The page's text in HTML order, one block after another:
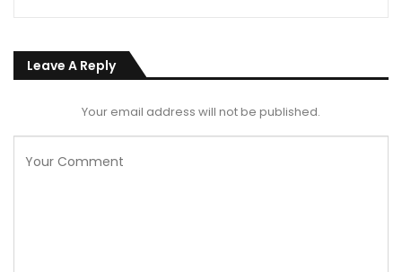
Leave A Reply
Your email address will not be published.